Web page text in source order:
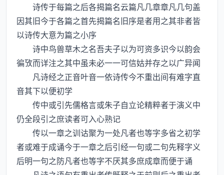
诗传于每篇之后各揭篇名云篇凡几章章凡几句盖
因其旧今于各篇之首先揭篇名旧序是者用之其非者皆
以诗传大意为篇之小序
诗中鸟兽草木之名吾夫子以为可资多识今以韵会
徧攷而详注之其中虽未必一一可信姑并存之以广异闻
凡诗经之正音叶音一依诗传今不重出间有难字直
音其下以便初学
传中或引先儒格言或朱子自立论精粹者于演义中
仍全段引之庶读者可入心熟记
传以一章之训诂聚为一处凡者也等字多省之初学
者或难于成诵今于一章之后引经一句或二句先释字义
后明一句之防凡者也等字不厌其多庶成章而便于诵